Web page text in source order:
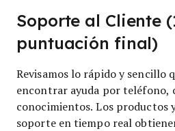
Soporte al Cliente
puntuación final)
Revisamos lo rápido y sencillo
encontrar ayuda por teléfono,
conocimientos. Los productos
soporte en tiempo real